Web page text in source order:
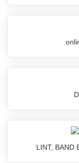
LINT, BAND